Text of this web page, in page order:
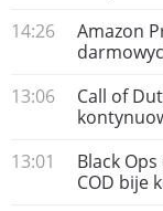
14:26
Amazon
13:06
Call of
13:01
Black
COD bije